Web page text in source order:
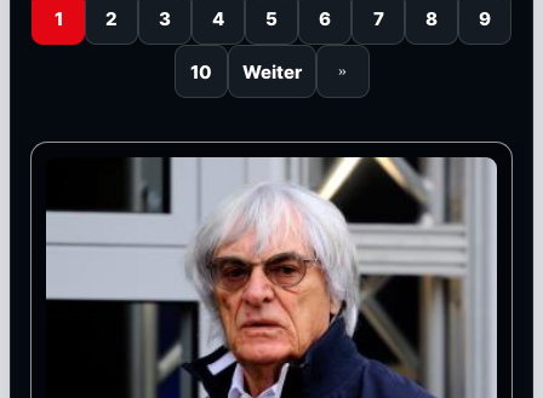
1 2 3 4 5 6 7 8 9
10 Weiter »